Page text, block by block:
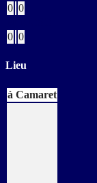
0 0
0 0
Lieu
à Camaret